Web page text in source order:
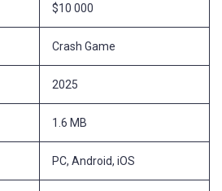
$10 000
Crash Game
2025
1.6 MB
PC, Android, iOS